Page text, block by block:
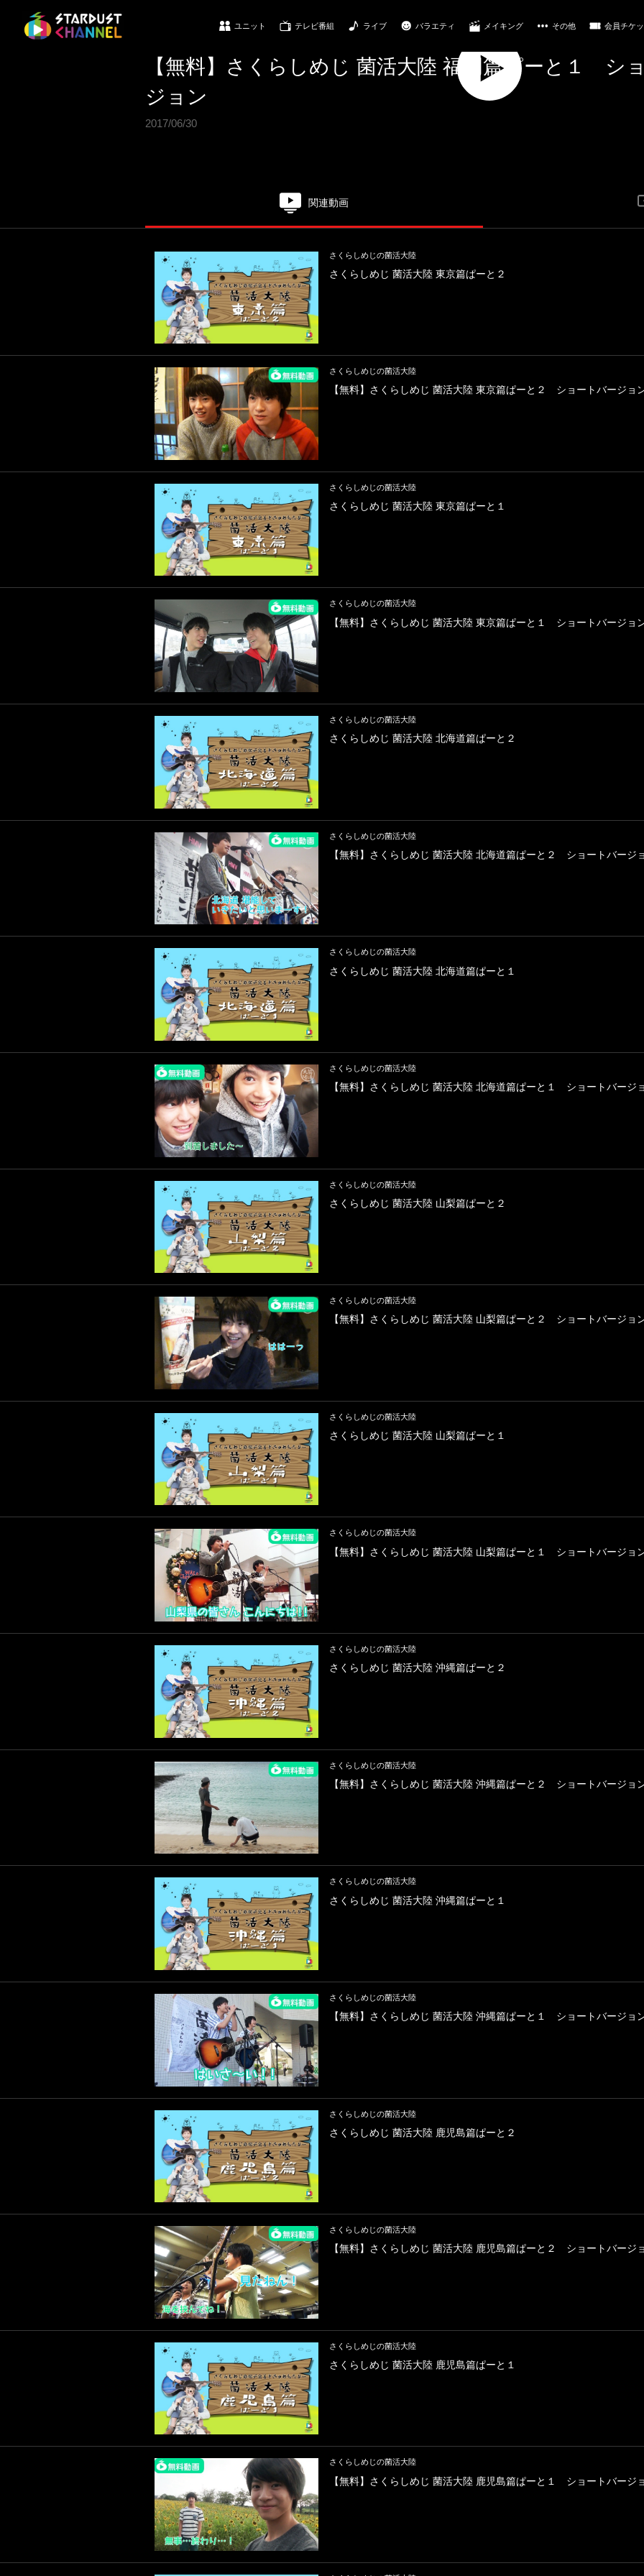
ユニット テレビ番組 ライブ バラエティ メイキング その他 会員チケ
Play
【無料】さくらしめじ 菌活大陸 福岡篇ぱーと１ シ
ジョン
2017/06/30
関連動画
さくらしめじの菌活大陸
さくらしめじ 菌活大陸 東京篇ぱーと２
さくらしめじの菌活大陸
【無料】さくらしめじ 菌活大陸 東京篇ぱーと２ ショートバージョ
さくらしめじの菌活大陸
さくらしめじ 菌活大陸 東京篇ぱーと１
さくらしめじの菌活大陸
【無料】さくらしめじ 菌活大陸 東京篇ぱーと１ ショートバージョ
さくらしめじの菌活大陸
さくらしめじ 菌活大陸 北海道篇ぱーと２
さくらしめじの菌活大陸
【無料】さくらしめじ 菌活大陸 北海道篇ぱーと２ ショートバージ
さくらしめじの菌活大陸
さくらしめじ 菌活大陸 北海道篇ぱーと１
さくらしめじの菌活大陸
【無料】さくらしめじ 菌活大陸 北海道篇ぱーと１ ショートバージ
さくらしめじの菌活大陸
さくらしめじ 菌活大陸 山梨篇ぱーと２
さくらしめじの菌活大陸
【無料】さくらしめじ 菌活大陸 山梨篇ぱーと２ ショートバージョ
さくらしめじの菌活大陸
さくらしめじ 菌活大陸 山梨篇ぱーと１
さくらしめじの菌活大陸
【無料】さくらしめじ 菌活大陸 山梨篇ぱーと１ ショートバージョ
さくらしめじの菌活大陸
さくらしめじ 菌活大陸 沖縄篇ぱーと２
さくらしめじの菌活大陸
【無料】さくらしめじ 菌活大陸 沖縄篇ぱーと２ ショートバージョ
さくらしめじの菌活大陸
さくらしめじ 菌活大陸 沖縄篇ぱーと１
さくらしめじの菌活大陸
【無料】さくらしめじ 菌活大陸 沖縄篇ぱーと１ ショートバージョ
さくらしめじの菌活大陸
さくらしめじ 菌活大陸 鹿児島篇ぱーと２
さくらしめじの菌活大陸
【無料】さくらしめじ 菌活大陸 鹿児島篇ぱーと２ ショートバージ
さくらしめじの菌活大陸
さくらしめじ 菌活大陸 鹿児島篇ぱーと１
さくらしめじの菌活大陸
【無料】さくらしめじ 菌活大陸 鹿児島篇ぱーと１ ショートバージ